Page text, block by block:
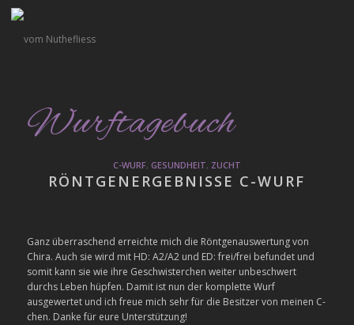
Wurftagebuch
C-WURF, GESUNDHEIT, ZUCHT
RÖNTGENERGEBNISSE C-WURF
Ganz überraschend erreichte mich die Röntgenauswertung von
Chira. Auch sie wird mit HD: A2/A2 und ED: frei/frei befundet und
somit kann sie wie ihre Geschwisterchen weiter unbeschwert
durchs Leben hüpfen. Damit ist nun der komplette Wurf
ausgewertet und ich freue mich sehr für die Besitzer von meinen C-
chen. Danke für eure Unterstützung!